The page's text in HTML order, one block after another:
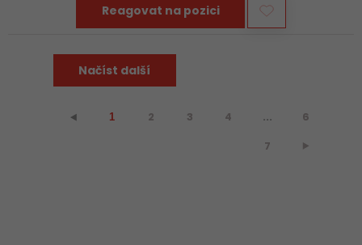
Reagovat na pozici
Načíst další
⯇ 1 2 3 4 ... 6
7 ⯈